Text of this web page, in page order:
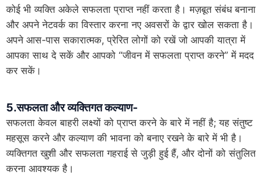
कोई भी व्यक्ति अकेले सफलता प्राप्त नहीं करता है। मज़बूत संबंध बनाना
और अपने नेटवर्क का विस्तार करना नए अवसरों के द्वार खोल सकता है।
अपने आस-पास सकारात्मक, प्रेरित लोगों को रखें जो आपकी यात्रा में
आपका साथ दे सकें और आपको “जीवन में सफलता प्राप्त करने” में मदद
कर सकें।
5.सफलता और व्यक्तिगत कल्याण-
सफलता केवल बाहरी लक्ष्यों को प्राप्त करने के बारे में नहीं है; यह संतुष्ट
महसूस करने और कल्याण की भावना को बनाए रखने के बारे में भी है।
व्यक्तिगत खुशी और सफलता गहराई से जुड़ी हुई हैं, और दोनों को संतुलित
करना आवश्यक है।